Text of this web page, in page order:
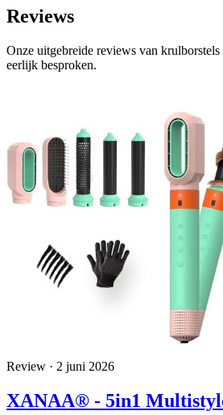
Reviews
Onze uitgebreide reviews van
eerlijk besproken.
Review · 2 juni 2026
XANAA® - 5in1